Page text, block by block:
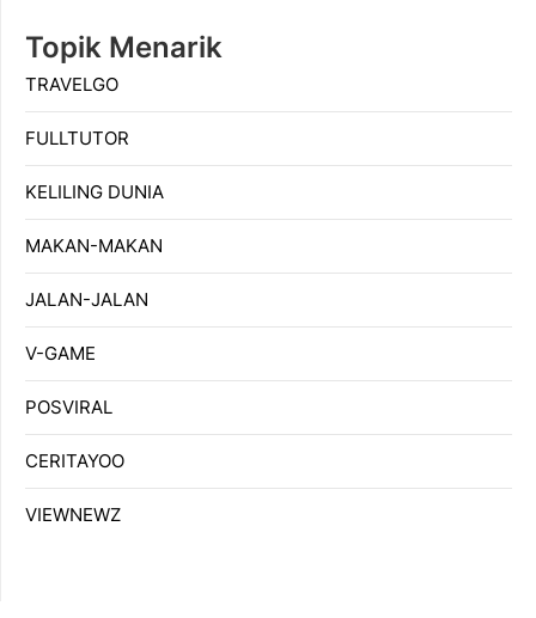
Topik Menarik
TRAVELGO
FULLTUTOR
KELILING DUNIA
MAKAN-MAKAN
JALAN-JALAN
V-GAME
POSVIRAL
CERITAYOO
VIEWNEWZ